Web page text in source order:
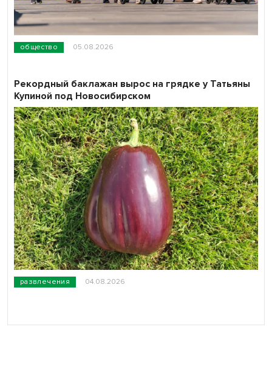
общество 05.08.2026
развлечения 04.08.2026
Рекордный баклажан вырос на грядке у Татьяны
Купиной под Новосибирском